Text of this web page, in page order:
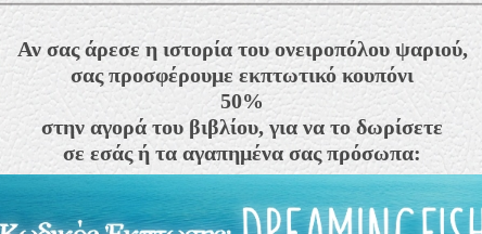
Αν σας άρεσε η ιστορία του ονειροπόλου ψαριού,
σας προσφέρουμε εκπτωτικό κουπόνι
50%
στην αγορά του βιβλίου, για να το δωρίσετε
σε εσάς ή τα αγαπημένα σας πρόσωπα: